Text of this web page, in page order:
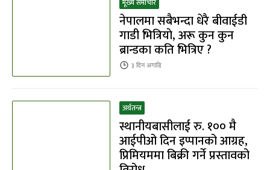
नेपालमा सबैभन्दा धेरै बीवाईडी
गाडी भित्रियाे, अरू कुन कुन
ब्रान्डका कति भित्रिए ?
३ दिनअगाडि
अर्थतन्त्र
स्थानीयबासीलाई रु. १०० मै
आईपीओ दिन इप्पानको आग्रह,
प्रिमियममा बिक्री गर्ने प्रस्तावको